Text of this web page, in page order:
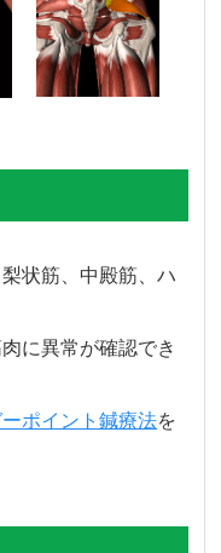
状筋、中殿筋、ハ
に異常が確認でき
ーポイント鍼療法を